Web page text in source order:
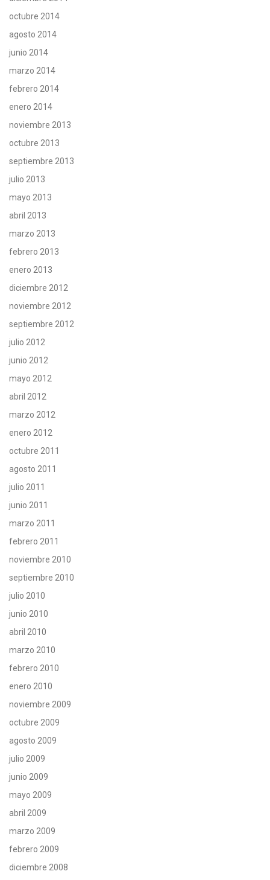
octubre 2014
agosto 2014
junio 2014
marzo 2014
febrero 2014
enero 2014
noviembre 2013
octubre 2013
septiembre 2013
julio 2013
mayo 2013
abril 2013
marzo 2013
febrero 2013
enero 2013
diciembre 2012
noviembre 2012
septiembre 2012
julio 2012
junio 2012
mayo 2012
abril 2012
marzo 2012
enero 2012
octubre 2011
agosto 2011
julio 2011
junio 2011
marzo 2011
febrero 2011
noviembre 2010
septiembre 2010
julio 2010
junio 2010
abril 2010
marzo 2010
febrero 2010
enero 2010
noviembre 2009
octubre 2009
agosto 2009
julio 2009
junio 2009
mayo 2009
abril 2009
marzo 2009
febrero 2009
diciembre 2008